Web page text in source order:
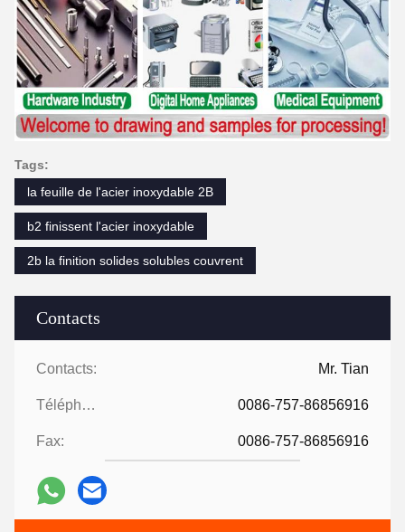
Contacts
Contacts: Mr. Tian
Téléphone: 0086-757-86856916
Fax: 0086-757-86856916
Tags:
la feuille de l'acier inoxydable 2B
b2 finissent l'acier inoxydable
2b la finition solides solubles couvrent